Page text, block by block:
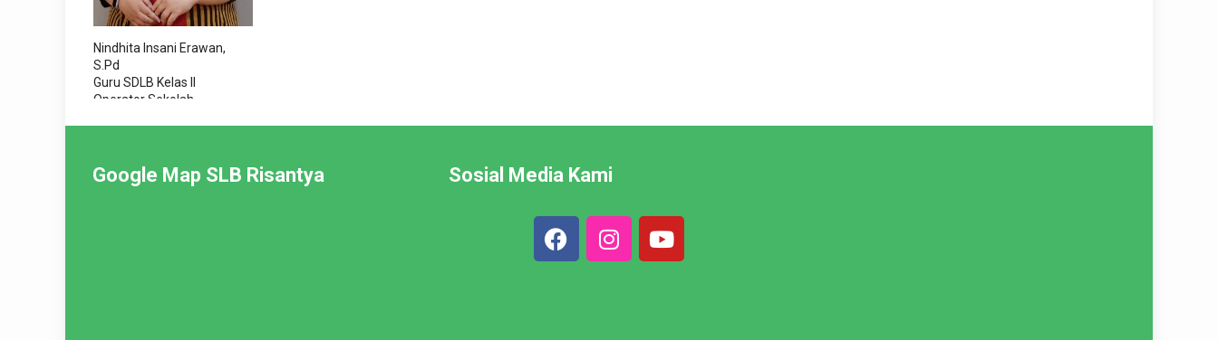
Nindhita Insani Erawan,
S.Pd
Guru SDLB Kelas II
Operator Sekolah
Google Map SLB Risantya Sosial Media Kami